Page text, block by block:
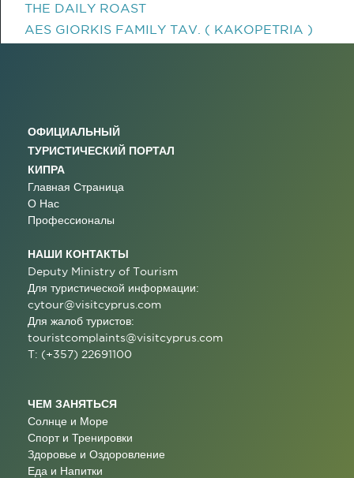
THE DAILY ROAST
AES GIORKIS FAMILY TAV. ( KAKOPETRIA )
ОФИЦИАЛЬНЫЙ
ТУРИСТИЧЕСКИЙ ПОРТАЛ
КИПРА
Главная Страница
О Нас
Профессионалы
НАШИ КОНТАКТЫ
Deputy Ministry of Tourism
Для туристической информации:
cytour@visitcyprus.com
Для жалоб туристов:
touristcomplaints@visitcyprus.com
T: (+357) 22691100
ЧЕМ ЗАНЯТЬСЯ
Солнце и Море
Спорт и Тренировки
Здоровье и Оздоровление
Еда и Напитки